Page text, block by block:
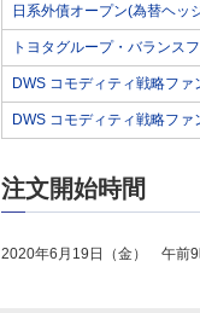
日系外債オープン(為替ヘッ
トヨタグループ・バランス
DWS コモディティ戦略フ
DWS コモディティ戦略フ
注文開始時間
2020年6月19日（金） 午前9